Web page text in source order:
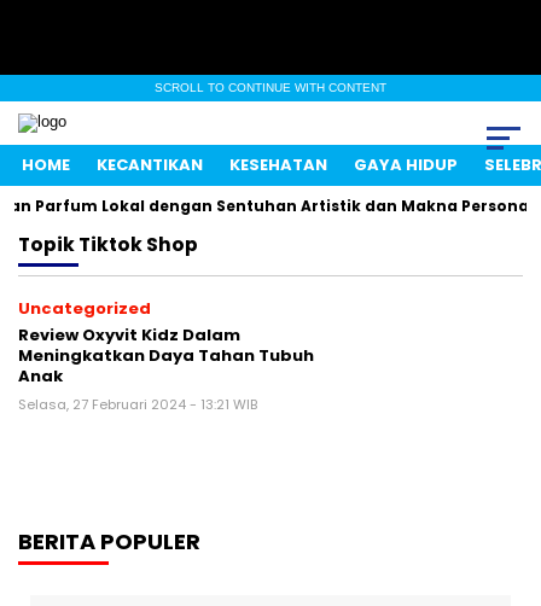
SCROLL TO CONTINUE WITH CONTENT
HOME KECANTIKAN KESEHATAN GAYA HIDUP
Parfum Lokal dengan Sentuhan Artistik dan Makna Personal
TopikTiktok Shop
Uncategorized
Review Oxyvit Kidz Dalam
Meningkatkan Daya Tahan Tubuh
Anak
Selasa, 27 Februari 2024 - 13:21 WIB
BERITA POPULER